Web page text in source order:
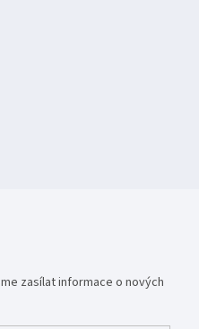
zasílat informace o nových